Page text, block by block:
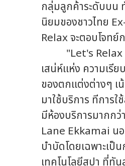
กลุ่มลูกค้าระดับบน
นิยมของชาวไทย
Relax จะตอบโจทย์
"Let's Relax ส
เสน่ห์แห่ง ความเรีย
ของตกแต่งต่างๆ เ
มาใช้บริการ ทีการ
มีห้องบริการมากก
Lane Ekkamai น
บำบัดโดยเฉพาะเ
เทคโนโลยีสปา ที่ทั